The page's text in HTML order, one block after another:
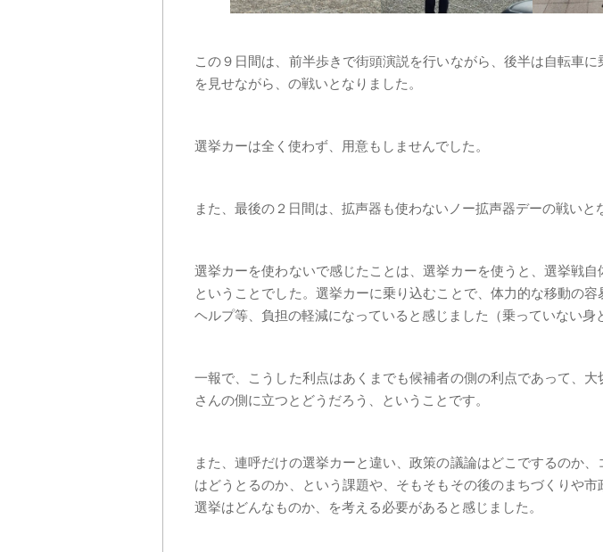
この９日間は、前半歩きで街頭演説を行いながら、後半は自転車
を見せながら、の戦いとなりました。
選挙カーは全く使わず、用意もしませんでした。
また、最後の２日間は、拡声器も使わないノー拡声器デーの戦いと
選挙カーを使わないで感じたことは、選挙カーを使うと、選挙戦自
ということでした。選挙カーに乗り込むことで、体力的な移動の
ヘルプ等、負担の軽減になっていると感じました（乗っていない身
一報で、こうした利点はあくまでも候補者の側の利点であって、大
さんの側に立つとどうだろう、ということです。
また、連呼だけの選挙カーと違い、政策の議論はどこでするのか、
はどうとるのか、という課題や、そもそもその後のまちづくりや市
選挙はどんなものか、を考える必要があると感じました。